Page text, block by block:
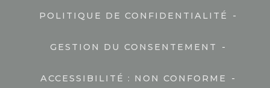
POLITIQUE DE CONFIDENTIALITÉ -
GESTION DU CONSENTEMENT -
ACCESSIBILITÉ : NON CONFORME -